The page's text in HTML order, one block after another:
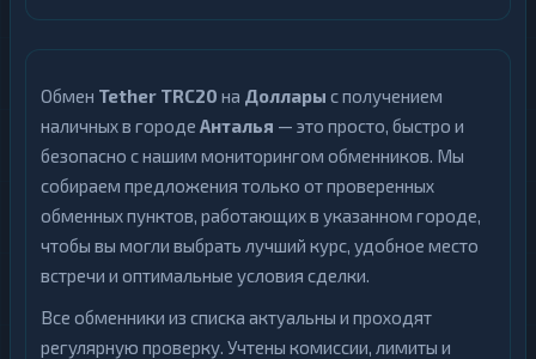
Обмен Tether TRC20 на Доллары с получением
наличных в городе Анталья — это просто, быстро и
безопасно с нашим мониторингом обменников. Мы
собираем предложения только от проверенных
обменных пунктов, работающих в указанном городе,
чтобы вы могли выбрать лучший курс, удобное место
встречи и оптимальные условия сделки.
Все обменники из списка актуальны и проходят
регулярную проверку. Учтены комиссии, лимиты и